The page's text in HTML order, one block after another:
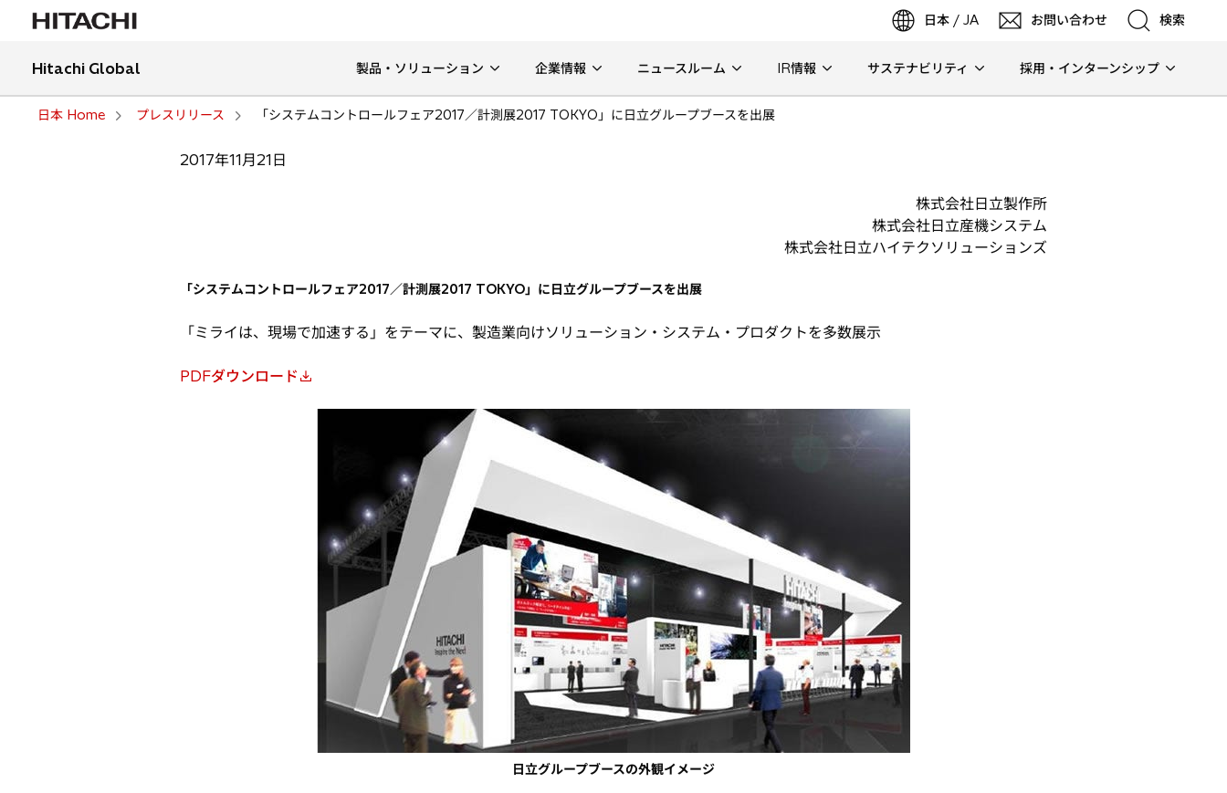
日本 / JA お問い合わせ 検索
検索
Hitachi Global 製品・ソリューション 企業情報 ニュースルーム IR情報 サステナビリティ 採用・インターンシップ
日本 Home プレスリリース 「システムコントロールフェア2017／計測展2017 TOKYO」に日立グループブースを出展
2017年11月21日
株式会社日立製作所
株式会社日立産機システム
株式会社日立ハイテクソリューションズ
「システムコントロールフェア2017／計測展2017 TOKYO」に日立グループブースを出展
「ミライは、現場で加速する」をテーマに、製造業向けソリューション・システム・プロダクトを多数展示
PDFダウンロード
新
日立グループブースの外観イメージ